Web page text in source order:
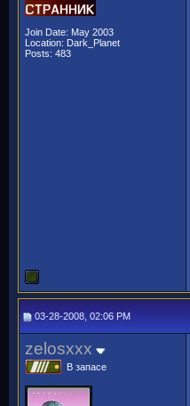
Join Date: May 2003
Location: Dark_Planet
Posts: 483
03-28-2008, 02:06 PM
zelosxxx
В запасе